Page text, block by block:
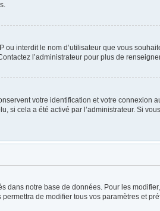
ou interdit le nom d’utilisateur que vous
l’administrateur pour plus de
votre identification et votre connexion
si cela a été activé par l’administrateur. Si
dans notre base de données. Pour les
de modifier tous vos paramètres et